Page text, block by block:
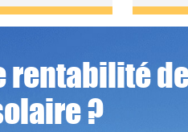
rentabilité
?